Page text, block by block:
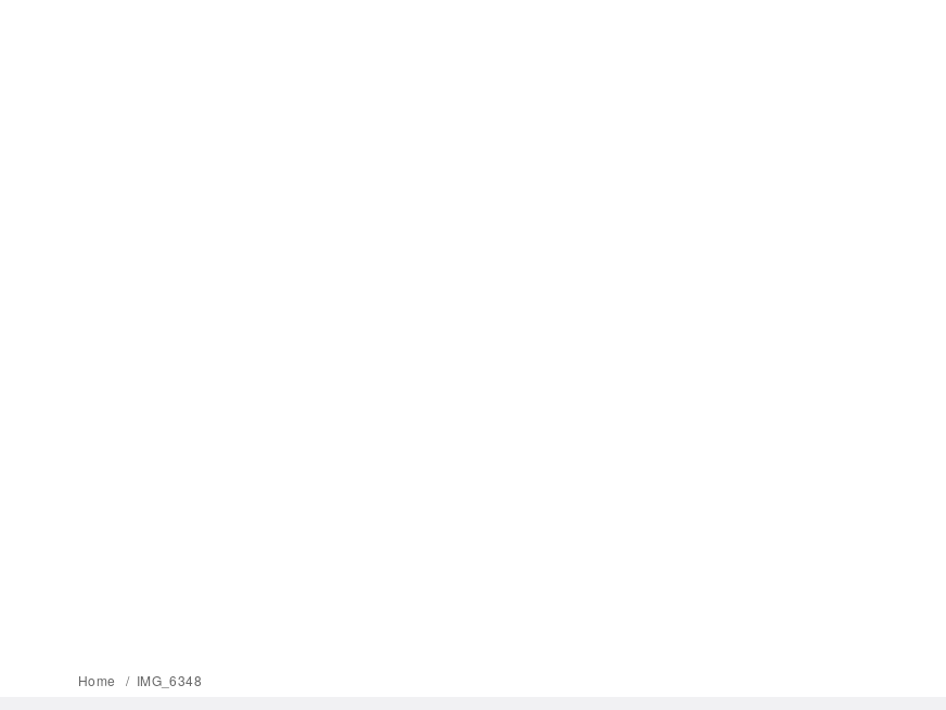
Home IMG_6348